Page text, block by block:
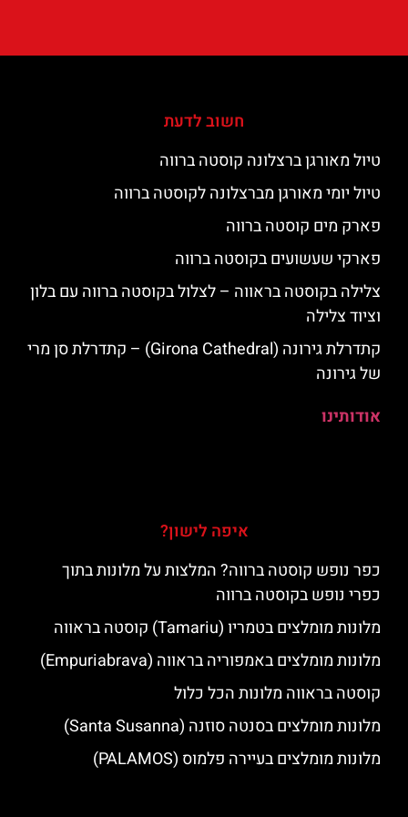
חשוב לדעת
טיול מאורגן ברצלונה קוסטה ברווה
טיול יומי מאורגן מברצלונה לקוסטה ברווה
פארק מים קוסטה ברווה
פארקי שעשועים בקוסטה ברווה
צלילה בקוסטה בראווה – לצלול בקוסטה ברווה עם בלון
וציוד צלילה
קתדרלת גירונה (Girona Cathedral) – קתדרלת סן מרי
של גירונה
אודותינו
איפה לישון?
כפר נופש קוסטה ברווה? המלצות על מלונות בתוך
כפרי נופש בקוסטה ברווה
מלונות מומלצים בטמריו (Tamariu) קוסטה בראווה
מלונות מומלצים באמפוריה בראווה (Empuriabrava)
קוסטה בראווה מלונות הכל כלול
מלונות מומלצים בסנטה סוזנה (Santa Susanna)
מלונות מומלצים בעיירה פלמוס (PALAMOS)